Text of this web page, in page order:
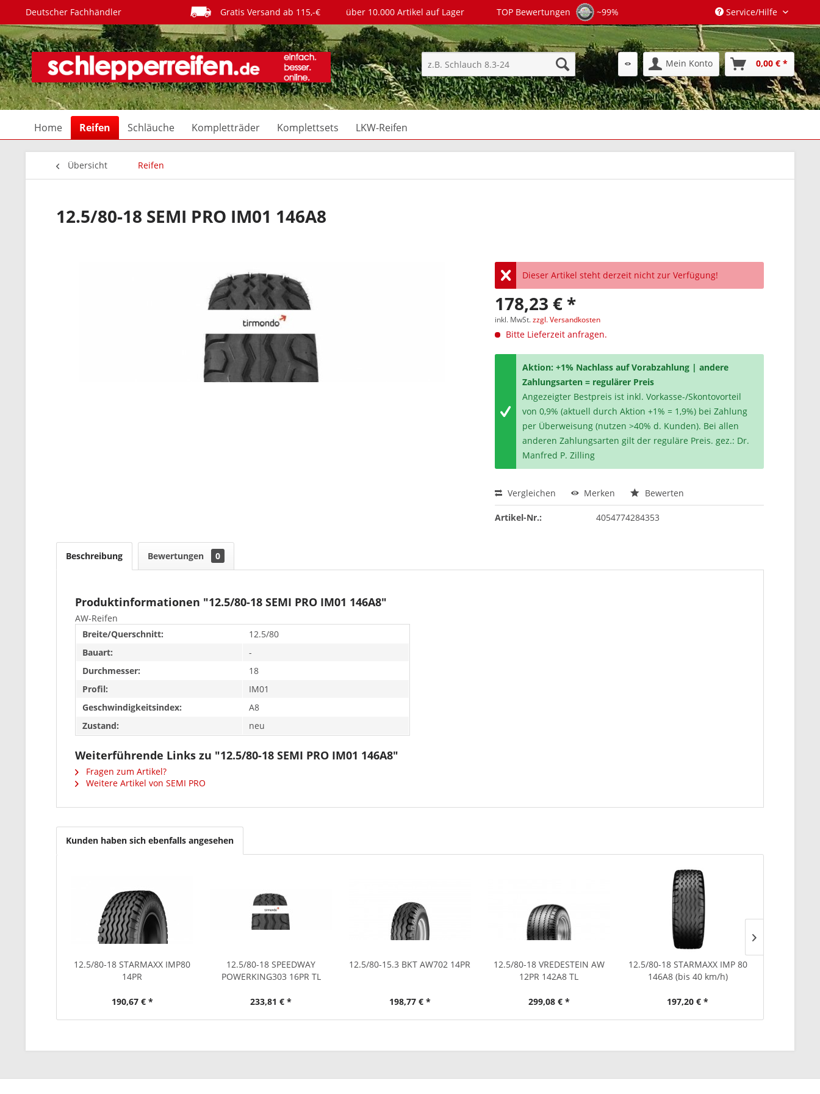
Deutscher Fachhändler Gratis Versand ab 115,-€ über 10.000 Artikel auf Lager TOP Bewertungen ~99% Service/Hilfe
Mein Konto 0,00 € *
Home Reifen Schläuche Kompletträder Komplettsets LKW-Reifen
Übersicht Reifen
12.5/80-18 SEMI PRO IM01 146A8
Dieser Artikel steht derzeit nicht zur Verfügung!
178,23 € *
inkl. MwSt.zzgl. Versandkosten
Bitte Lieferzeit anfragen.
Aktion: +1% Nachlass auf Vorabzahlung | andere
Zahlungsarten = regulärer Preis
Angezeigter Bestpreis ist inkl. Vorkasse-/Skontovorteil
von 0,9% (aktuell durch Aktion +1% = 1,9%) bei Zahlung
per Überweisung (nutzen >40% d. Kunden). Bei allen
anderen Zahlungsarten gilt der reguläre Preis. gez.: Dr.
Manfred P. Zilling
Vergleichen Merken Bewerten
Artikel-Nr.: 4054774284353
Beschreibung Bewertungen 0
Produktinformationen "12.5/80-18 SEMI PRO IM01 146A8"
AW-Reifen
Breite/Querschnitt:
12.5/80
Bauart:
-
Durchmesser:
18
Profil:
IM01
Geschwindigkeitsindex:
A8
Zustand:
neu
Weiterführende Links zu "12.5/80-18 SEMI PRO IM01 146A8"
Fragen zum Artikel?
Weitere Artikel von SEMI PRO
Kunden haben sich ebenfalls angesehen
12.5/80-18 STARMAXX IMP80
14PR
190,67 € *
12.5/80-18 SPEEDWAY
POWERKING303 16PR TL
233,81 € *
12.5/80-15.3 BKT AW702 14PR
198,77 € *
12.5/80-18 VREDESTEIN AW
12PR 142A8 TL
299,08 € *
12.5/80-18 STARMAXX IMP 80
146A8 (bis 40 km/h)
197,20 € *